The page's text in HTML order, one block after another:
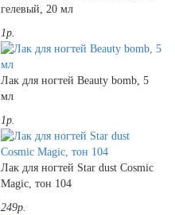
гелевый, 20 мл
1р.
Лак для ногтей Beauty bomb, 5
мл
1р.
Лак для ногтей Star dust Cosmic
Magic, тон 104
249р.